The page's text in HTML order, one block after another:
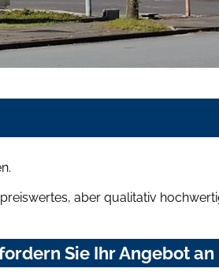
aber qualitativ
Sie Ihr Angebot an